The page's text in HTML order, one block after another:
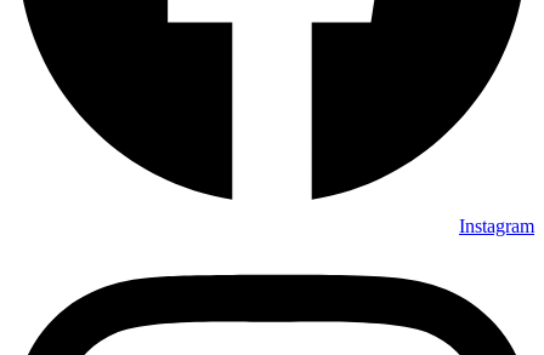
Instagram